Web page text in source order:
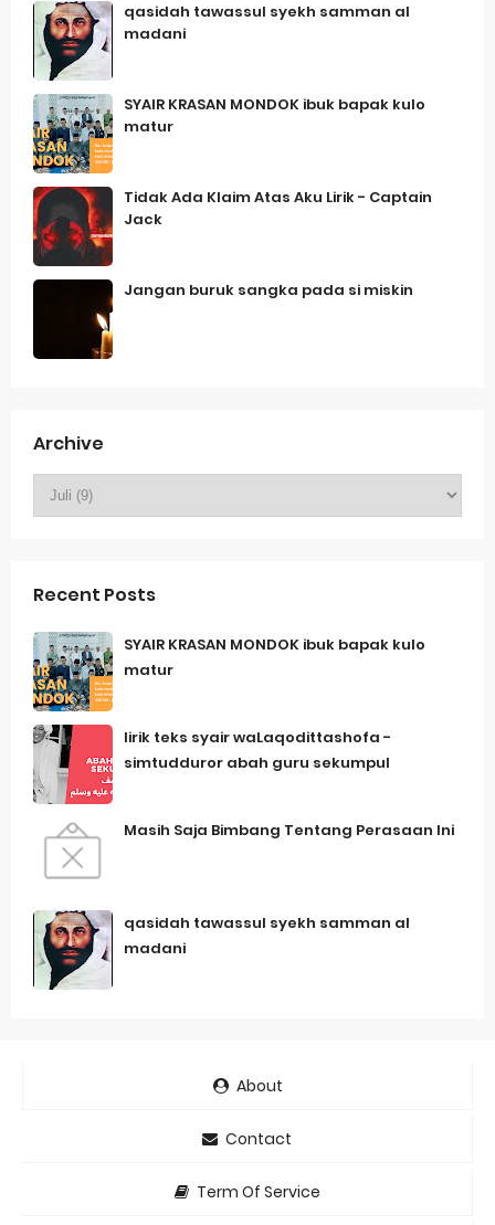
qasidah tawassul syekh samman al
madani
SYAIR KRASAN MONDOK ibuk bapak kulo
matur
Tidak Ada Klaim Atas Aku Lirik - Captain
Jack
Jangan buruk sangka pada si miskin
Archive
Recent Posts
SYAIR KRASAN MONDOK ibuk bapak kulo
matur
lirik teks syair waLaqodittashofa -
simtudduror abah guru sekumpul
Masih Saja Bimbang Tentang Perasaan Ini
qasidah tawassul syekh samman al
madani
About
Contact
Term Of Service